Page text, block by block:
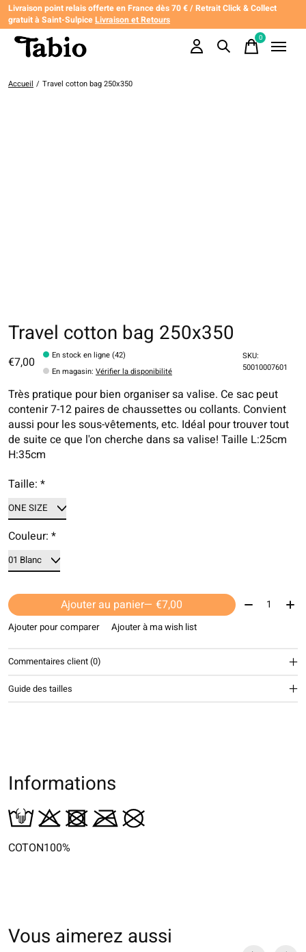
Livraison point relais offerte en France dès 70 € / Retrait Click & Collect
gratuit à Saint-SulpiceLivraison et Retours
0items
Accueil / Travel cotton bag 250x350
Travel cotton bag 250x350
€7,00
En stock en ligne (42)
En magasin:Vérifier la disponibilité
SKU:
50010007601
Très pratique pour bien organiser sa valise. Ce sac peut
contenir 7-12 paires de chaussettes ou collants. Convient
aussi pour les sous-vêtements, etc. Idéal pour trouver tout
de suite ce que l'on cherche dans sa valise! Taille L:25cm
H:35cm
Taille: *
Couleur: *
Ajouter au panier — €7,00 Quantité:
Ajouter pour comparer Ajouter à ma wish list
Commentaires client (0)
Guide des tailles
Informations
COTON100%
Vous aimerez aussi